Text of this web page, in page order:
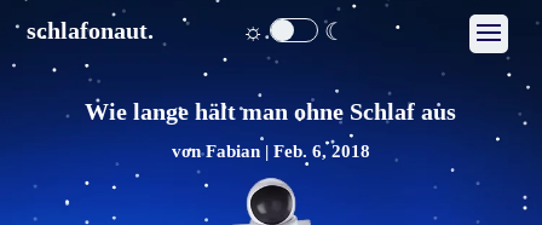
schlafonaut. ☼ ☾
Wie lange hält man ohne Schlaf aus
vonFabian| Feb. 6, 2018